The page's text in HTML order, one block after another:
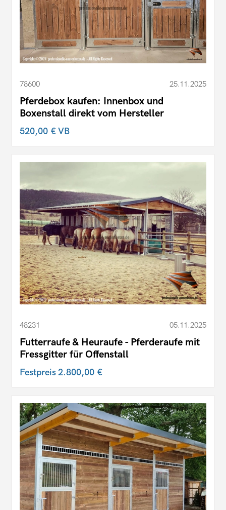
78600 25.11.2025
Pferdebox kaufen: Innenbox und
Boxenstall direkt vom Hersteller
520,00 €VB
48231 05.11.2025
Futterraufe & Heuraufe - Pferderaufe mit
Fressgitter für Offenstall
Festpreis2.800,00 €